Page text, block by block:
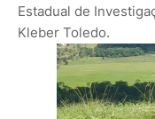
Estadual de
Kleber Toledo.